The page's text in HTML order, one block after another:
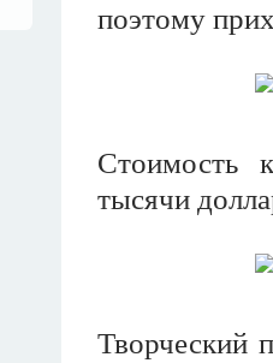
поэтому
Стоимость
тысячи
Творческий